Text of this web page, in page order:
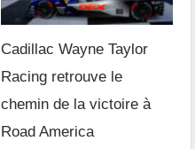
Cadillac Wayne Taylor
Racing retrouve le
chemin de la victoire à
Road America